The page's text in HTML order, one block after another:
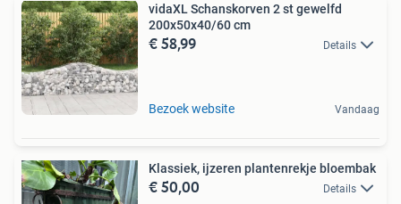
vidaXL Schanskorven 2 st gewelfd
200x50x40/60 cm
€ 58,99 Details
Bezoek website Vandaag
Klassiek, ijzeren plantenrekje bloembak
€ 50,00 Details